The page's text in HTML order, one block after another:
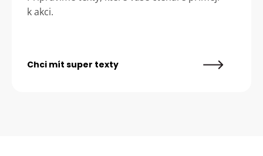
k akci.
Chci mít super texty